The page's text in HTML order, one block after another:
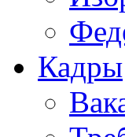
Кадры